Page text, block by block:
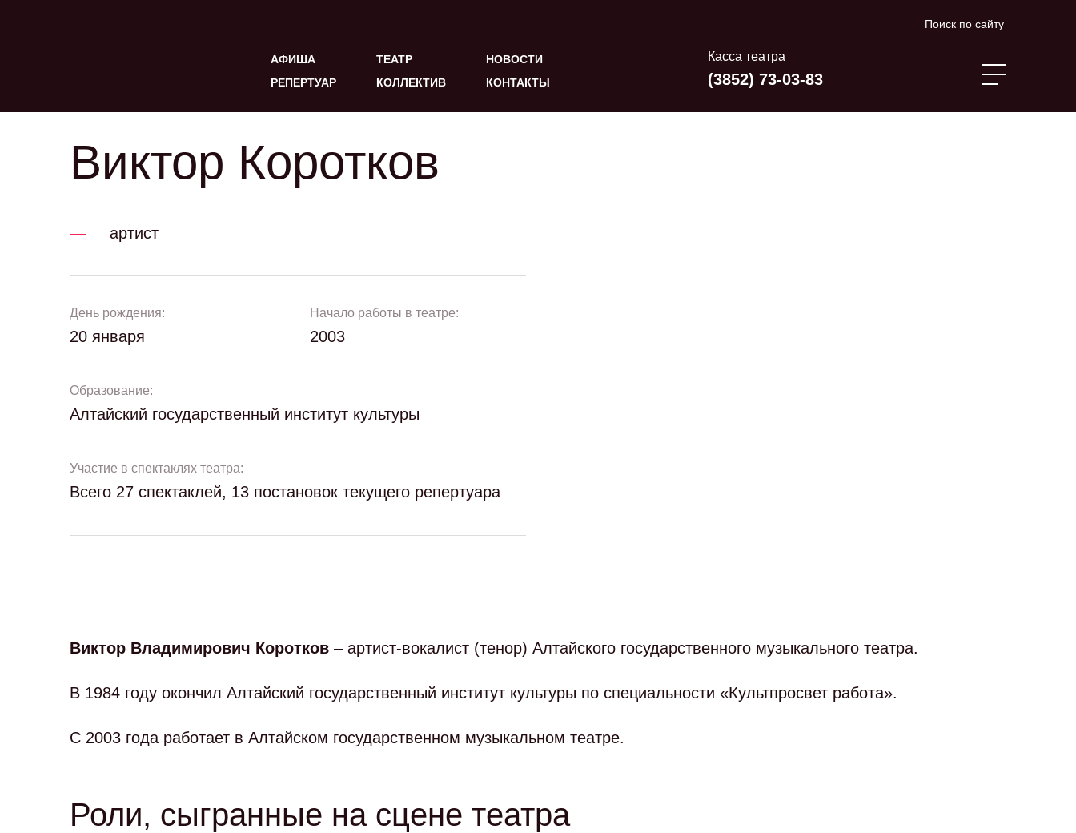
Поиск по сайту
АФИША
РЕПЕРТУАР
ТЕАТР
КОЛЛЕКТИВ
НОВОСТИ
КОНТАКТЫ
Касса театра
(3852) 73-03-83
Виктор Коротков
артист
День рождения:
20 января
Начало работы в театре:
2003
Образование:
Алтайский государственный институт культуры
Участие в спектаклях театра:
Всего 27 спектаклей, 13 постановок текущего репертуара
Виктор Владимирович Коротков – артист-вокалист (тенор) Алтайского государственного музыкального театра.
В 1984 году окончил Алтайский государственный институт культуры по специальности «Культпросвет работа».
С 2003 года работает в Алтайском государственном музыкальном театре.
Роли, сыгранные на сцене театра